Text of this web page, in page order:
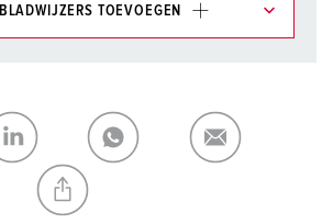
BLADWIJZERS TOEVOEGEN
TOEVOEGEN
NIEUW LIJST MAKEN